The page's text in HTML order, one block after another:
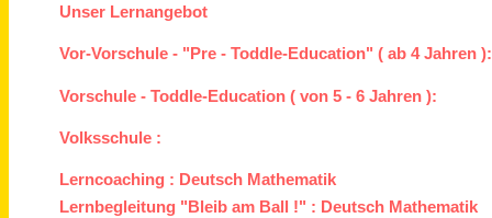
Unser Lernangebot
Vor-Vorschule - "Pre - Toddle-Education" ( ab 4 Jahren ):
Vorschule - Toddle-Education ( von 5 - 6 Jahren ):
Volksschule :
Lerncoaching : Deutsch Mathematik
Lernbegleitung "Bleib am Ball !" : Deutsch Mathematik